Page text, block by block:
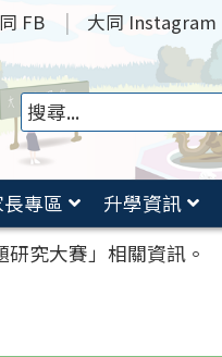
FB 大同 Instagram
長專區 升學資訊
究大賽」相關資訊。